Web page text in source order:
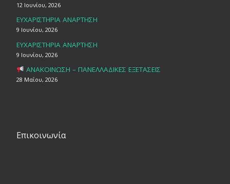
12 Ιουνίου, 2026
ΕΥΧΑΡΙΣΤΗΡΙΑ ΑΝΑΡΤΗΣΗ
9 Ιουνίου, 2026
ΕΥΧΑΡΙΣΤΗΡΙΑ ΑΝΑΡΤΗΣΗ
9 Ιουνίου, 2026
ΑΝΑΚΟΙΝΩΣΗ – ΠΑΝΕΛΛΑΔΙΚΕΣ ΕΞΕΤΑΣΕΙΣ
28 Μαΐου, 2026
Επικοινωνία